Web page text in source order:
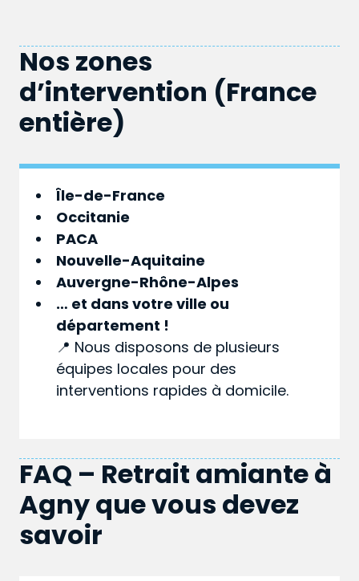
Nos zones
d’intervention (France
entière)
Île-de-France
Occitanie
PACA
Nouvelle-Aquitaine
Auvergne-Rhône-Alpes
… et dans votreville ou
département !
📍 Nous disposons de plusieurs
équipes locales pour des
interventions rapides à domicile.
FAQ – Retrait amiante à
Agny que vous devez
savoir